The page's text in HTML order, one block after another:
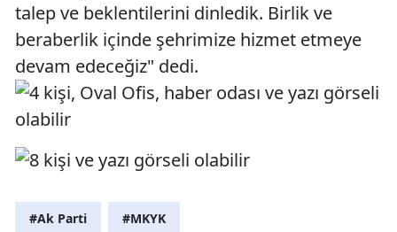
talep ve beklentilerini dinledik. Birlik ve
beraberlik içinde şehrimize hizmet etmeye
devam edeceğiz" dedi.
#Ak Parti #MKYK